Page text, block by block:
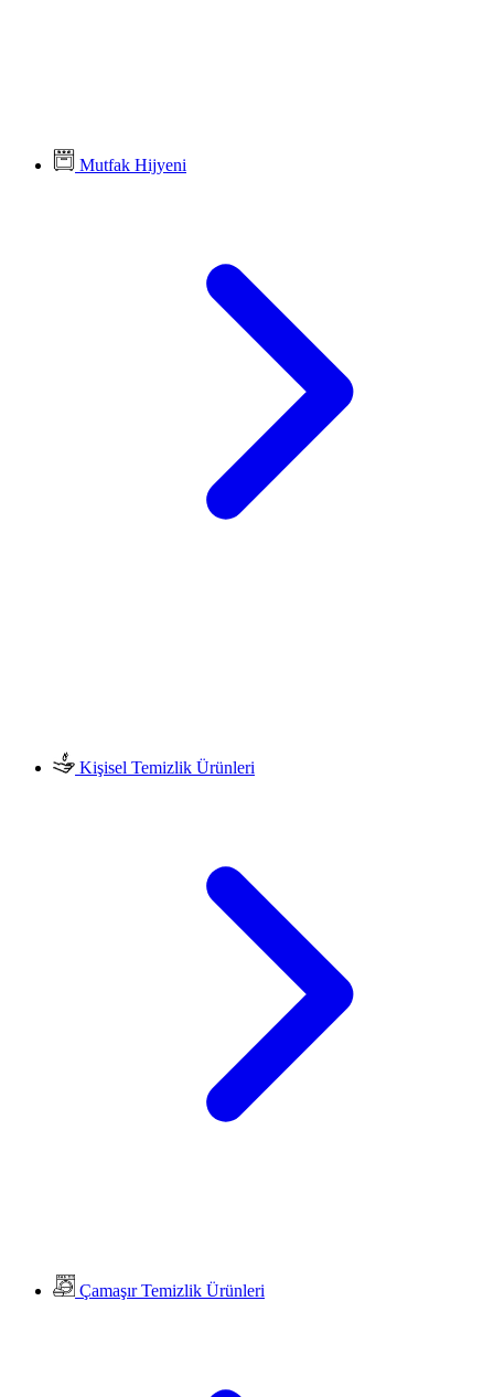
Mutfak Hijyeni
Kişisel Temizlik Ürünleri
Çamaşır Temizlik Ürünleri